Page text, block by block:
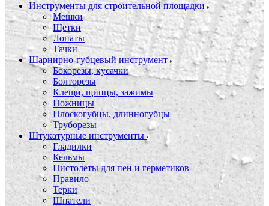
Инструменты для строительной площадки
Мешки
Щетки
Лопаты
Тачки
Шарнирно-губцевый инструмент
Бокорезы, кусачки
Болторезы
Клещи, щипцы, зажимы
Ножницы
Плоскогубцы, длинногубцы
Труборезы
Штукатурные инструменты
Гладилки
Кельмы
Пистолеты для пен и герметиков
Правило
Терки
Шпатели